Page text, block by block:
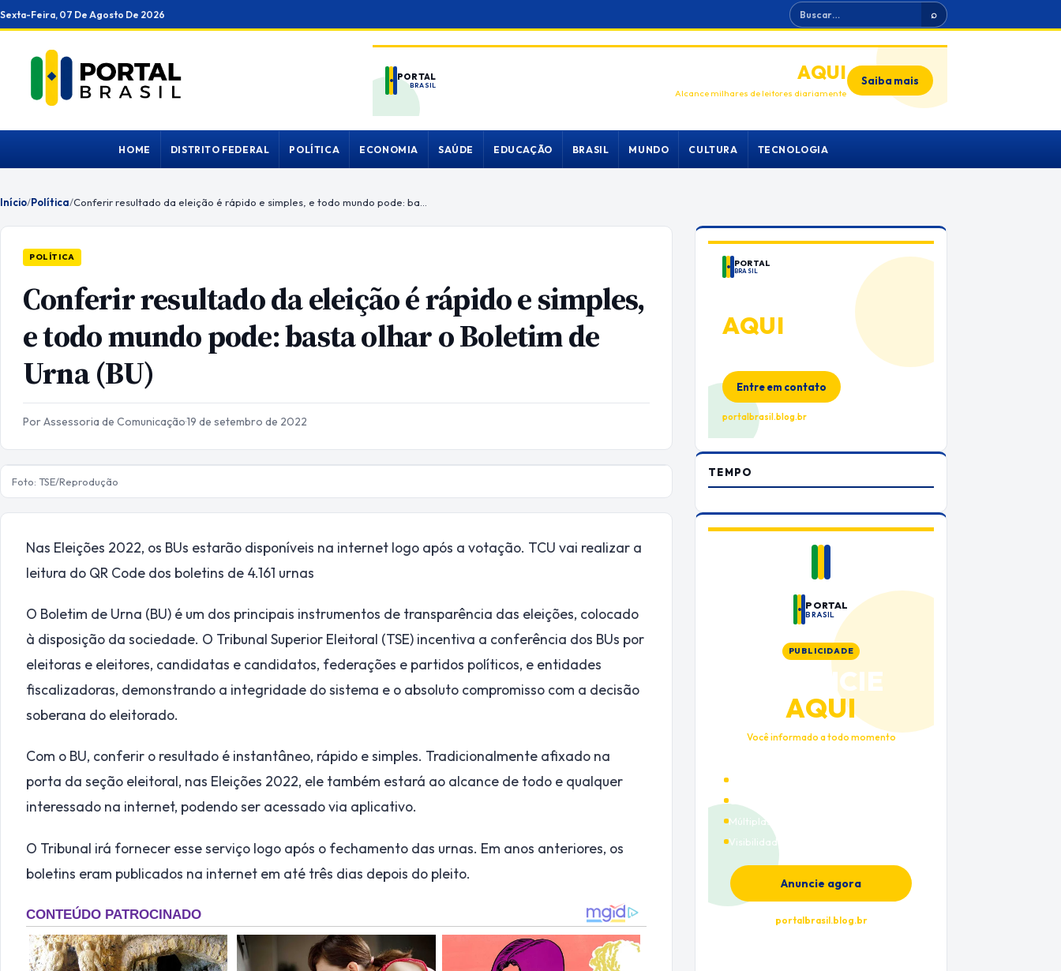
Ir
para
conteúdo
Sexta-Feira, 07 De Agosto De 2026 Buscar ⌕
PORTAL
BRASIL
ANUNCIEAQUI
Alcance milhares de leitores diariamente
Saiba mais
HOME DISTRITO FEDERAL POLÍTICA ECONOMIA SAÚDE EDUCAÇÃO BRASIL MUNDO CULTURA TECNOLOGIA
Início/Política/
POLÍTICA
Conferir resultado da eleição é rápido e simples,
e todo mundo pode: basta olhar o Boletim de
Urna (BU)
Por Assessoria de Comunicação·19 de setembro de 2022
Foto: TSE/Reprodução
Nas Eleições 2022, os BUs estarão disponíveis na internet logo após a votação. TCU vai realizar a
leitura do QR Code dos boletins de 4.161 urnas
O Boletim de Urna (BU) é um dos principais instrumentos de transparência das eleições, colocado
à disposição da sociedade. O Tribunal Superior Eleitoral (TSE) incentiva a conferência dos BUs por
eleitoras e eleitores, candidatas e candidatos, federações e partidos políticos, e entidades
fiscalizadoras, demonstrando a integridade do sistema e o absoluto compromisso com a decisão
soberana do eleitorado.
Com o BU, conferir o resultado é instantâneo, rápido e simples. Tradicionalmente afixado na
porta da seção eleitoral, nas Eleições 2022, ele também estará ao alcance de todo e qualquer
interessado na internet, podendo ser acessado via aplicativo.
O Tribunal irá fornecer esse serviço logo após o fechamento das urnas. Em anos anteriores, os
boletins eram publicados na internet em até três dias depois do pleito.
PORTAL
BRASIL
AQUI
Espaço premium para sua marca
Entre em contato
portalbrasil.blog.br
TEMPO
PORTAL
BRASIL
PUBLICIDADE
ANUNCIE
AQUI
Você informado a todo momento
Múltiplas categorias
Visibilidade premium
Anuncie agora
portalbrasil.blog.br